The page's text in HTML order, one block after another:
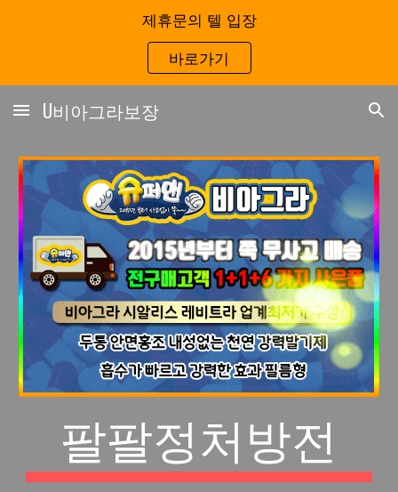
제휴문의 텔 입장
바로가기
U비아그라보장
팔팔정처방전